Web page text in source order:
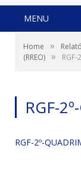
MENU
Home »
(RREO) » RGF-
RGF-
RGF-2º-